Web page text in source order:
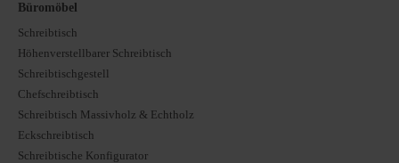
Büromöbel
Schreibtisch
Höhenverstellbarer Schreibtisch
Schreibtischgestell
Chefschreibtisch
Schreibtisch Massivholz & Echtholz
Eckschreibtisch
Schreibtische Konfigurator